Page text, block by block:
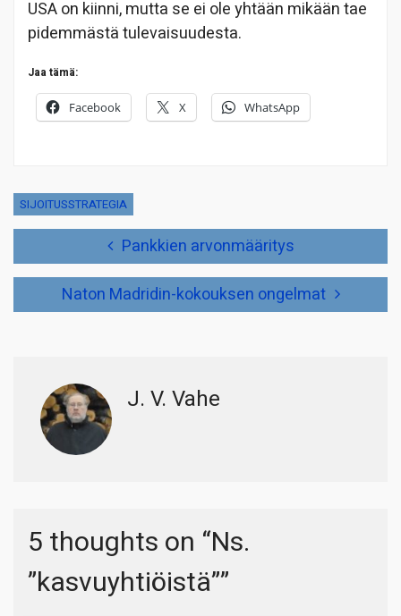
USA on kiinni, mutta se ei ole yhtään mikään tae
pidemmästä tulevaisuudesta.
Jaa tämä:
Facebook X WhatsApp
SIJOITUSSTRATEGIA
Pankkien arvonmääritys
Naton Madridin-kokouksen ongelmat
J. V. Vahe
5 thoughts on “Ns.
”kasvuyhtiöistä””